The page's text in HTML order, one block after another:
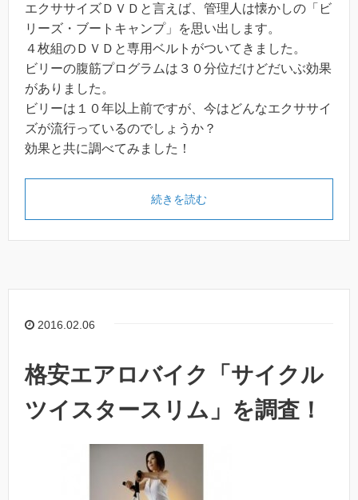
エクササイズＤＶＤと言えば、管理人は懐かしの「ビ
リーズ・ブートキャンプ」を思い出します。
４枚組のＤＶＤと専用ベルトがついてきました。
ビリーの腹筋プログラムは３０分位だけどだいぶ効果
がありました。
ビリーは１０年以上前ですが、今はどんなエクササイ
ズが流行っているのでしょうか？
効果と共に調べてみました！
続きを読む
2016.02.06
格安エアロバイク「サイクル
ツイスタースリム」を調査！